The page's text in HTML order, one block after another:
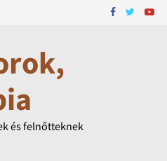
és felnőtteknek